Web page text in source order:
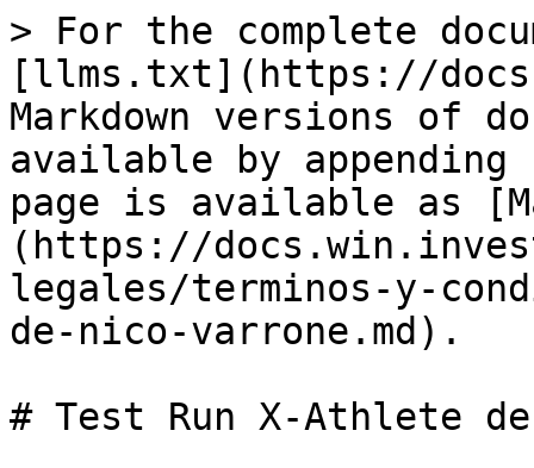
> For the complete
[llms.txt](https://
Markdown versions of
available by
page is available as
(https://
legales/terminos-y-
de-nico-varrone.md).
# Test Run X-Athlete